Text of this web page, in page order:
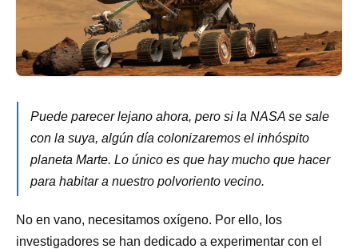
Puede parecer lejano ahora, pero si la NASA se sale
con la suya, algún día colonizaremos el inhóspito
planeta Marte. Lo único es que hay mucho que hacer
para habitar a nuestro polvoriento vecino.
No en vano, necesitamos oxígeno. Por ello, los
investigadores se han dedicado a experimentar con el